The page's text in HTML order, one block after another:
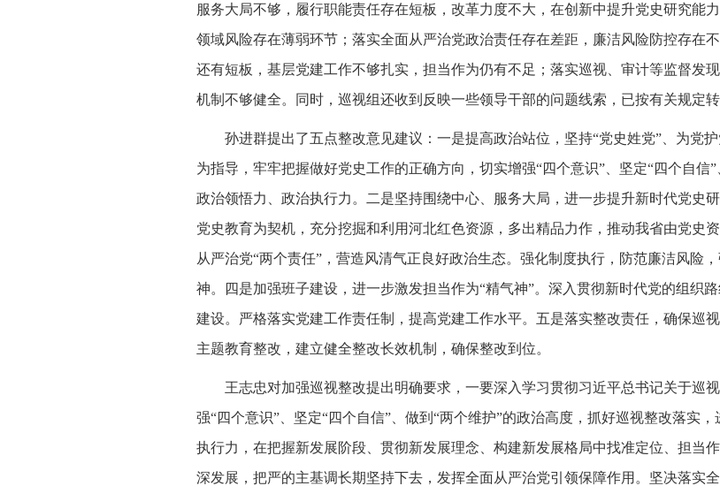
服务大局不够，履行职能责任存在短板，改革力度不大，在创新中提升党史研究能
领域风险存在薄弱环节；落实全面从严治党政治责任存在差距，廉洁风险防控存在
还有短板，基层党建工作不够扎实，担当作为仍有不足；落实巡视、审计等监督发
机制不够健全。同时，巡视组还收到反映一些领导干部的问题线索，已按有关规定
孙进群提出了五点整改意见建议：一是提高政治站位，坚持“党史姓党”、为党
为指导，牢牢把握做好党史工作的正确方向，切实增强“四个意识”、坚定“四个自信
政治领悟力、政治执行力。二是坚持围绕中心、服务大局，进一步提升新时代党史
党史教育为契机，充分挖掘和利用河北红色资源，多出精品力作，推动我省由党史
从严治党“两个责任”，营造风清气正良好政治生态。强化制度执行，防范廉洁风险
神。四是加强班子建设，进一步激发担当作为“精气神”。深入贯彻新时代党的组织
建设。严格落实党建工作责任制，提高党建工作水平。五是落实整改责任，确保巡
主题教育整改，建立健全整改长效机制，确保整改到位。
王志忠对加强巡视整改提出明确要求，一要深入学习贯彻习近平总书记关于巡
强“四个意识”、坚定“四个自信”、做到“两个维护”的政治高度，抓好巡视整改落实
执行力，在把握新发展阶段、贯彻新发展理念、构建新发展格局中找准定位、担当
深发展，把严的主基调长期坚持下去，发挥全面从严治党引领保障作用。坚决落实